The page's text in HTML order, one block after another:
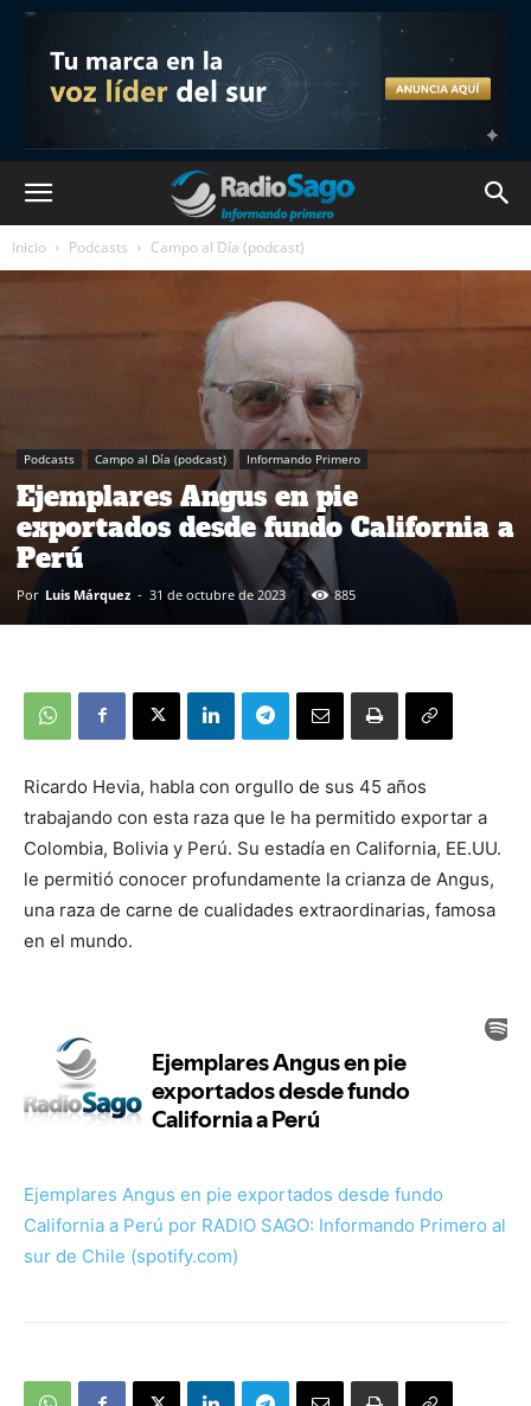
Inicio Podcasts Campo al Día (podcast)
Podcasts Campo al Día (podcast) Informando Primero
Ejemplares Angus en pie
exportados desde fundo California a
Perú
Por Luis Márquez - 31 de octubre de 2023 885
Ricardo Hevia, habla con orgullo de sus 45 años
trabajando con esta raza que le ha permitido exportar a
Colombia, Bolivia y Perú. Su estadía en California, EE.UU.
le permitió conocer profundamente la crianza de Angus,
una raza de carne de cualidades extraordinarias, famosa
en el mundo.
Ejemplares Angus en pie exportados desde fundo
California a Perú por RADIO SAGO: Informando Primero al
sur de Chile (spotify.com)